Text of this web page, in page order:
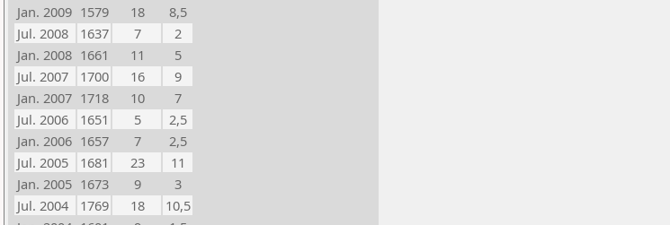
Jan. 2009 1579 18
8,5
Jul. 2008
1637 7
2
Jan. 2008 1661 11
5
Jul. 2007
1700 16
9
Jan. 2007 1718 10
7
Jul. 2006
1651 5
2,5
Jan. 2006 1657 7
2,5
Jul. 2005
1681 23
11
Jan. 2005 1673 9
3
Jul. 2004
1769 18
10,5